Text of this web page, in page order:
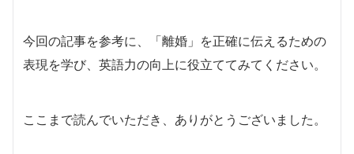
今回の記事を参考に、「離婚」を正確に伝えるための
表現を学び、英語力の向上に役立ててみてください。
ここまで読んでいただき、ありがとうございました。